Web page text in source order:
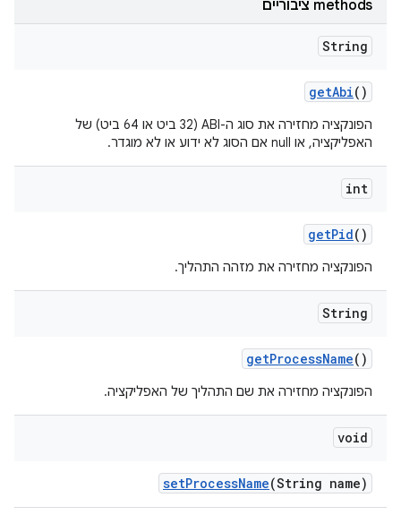
‫methods ציבוריים
String
getAbi()
הפונקציה מחזירה את סוג ה-ABI (32 ביט או 64 ביט) של
האפליקציה, או null אם הסוג לא ידוע או לא מוגדר.
int
getPid()
הפונקציה מחזירה את מזהה התהליך.
String
getProcessName()
הפונקציה מחזירה את שם התהליך של האפליקציה.
void
setProcessName(String name)